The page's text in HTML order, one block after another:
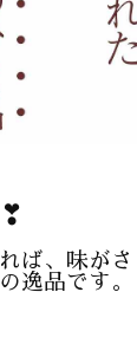
ば、味が
逸品です。